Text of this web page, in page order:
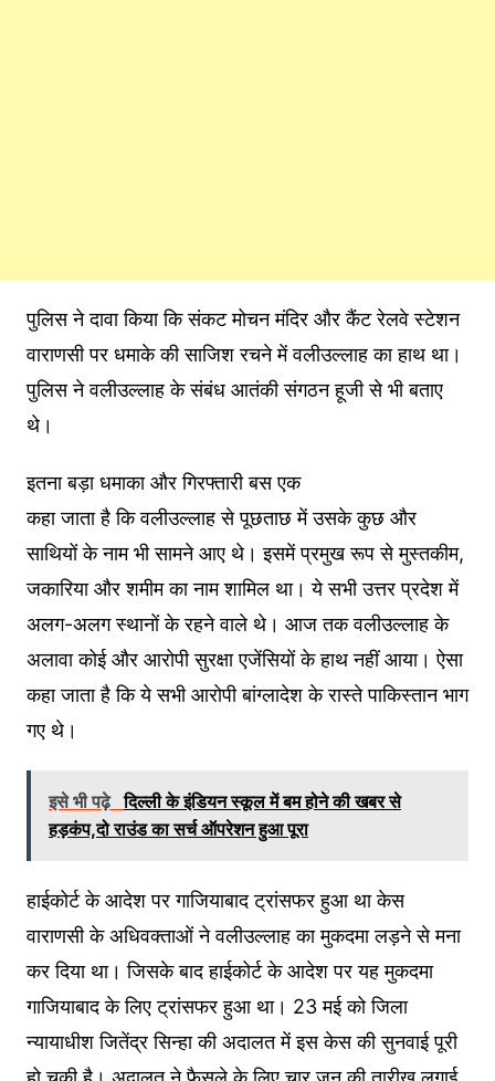
पुलिस ने दावा किया कि संकट मोचन मंदिर और कैंट रेलवे स्टेशन
वाराणसी पर धमाके की साजिश रचने में वलीउल्लाह का हाथ था।
पुलिस ने वलीउल्लाह के संबंध आतंकी संगठन हूजी से भी बताए
थे।
इतना बड़ा धमाका और गिरफ्तारी बस एक
कहा जाता है कि वलीउल्लाह से पूछताछ में उसके कुछ और
साथियों के नाम भी सामने आए थे। इसमें प्रमुख रूप से मुस्तकीम,
जकारिया और शमीम का नाम शामिल था। ये सभी उत्तर प्रदेश में
अलग-अलग स्थानों के रहने वाले थे। आज तक वलीउल्लाह के
अलावा कोई और आरोपी सुरक्षा एजेंसियों के हाथ नहीं आया। ऐसा
कहा जाता है कि ये सभी आरोपी बांग्लादेश के रास्ते पाकिस्तान भाग
गए थे।
इसे भी पढ़े दिल्ली के इंडियन स्कूल में बम होने की खबर से
हड़कंप,दो राउंड का सर्च ऑपरेशन हुआ पूरा
हाईकोर्ट के आदेश पर गाजियाबाद ट्रांसफर हुआ था केस
वाराणसी के अधिवक्ताओं ने वलीउल्लाह का मुकदमा लड़ने से मना
कर दिया था। जिसके बाद हाईकोर्ट के आदेश पर यह मुकदमा
गाजियाबाद के लिए ट्रांसफर हुआ था। 23 मई को जिला
न्यायाधीश जितेंद्र सिन्हा की अदालत में इस केस की सुनवाई पूरी